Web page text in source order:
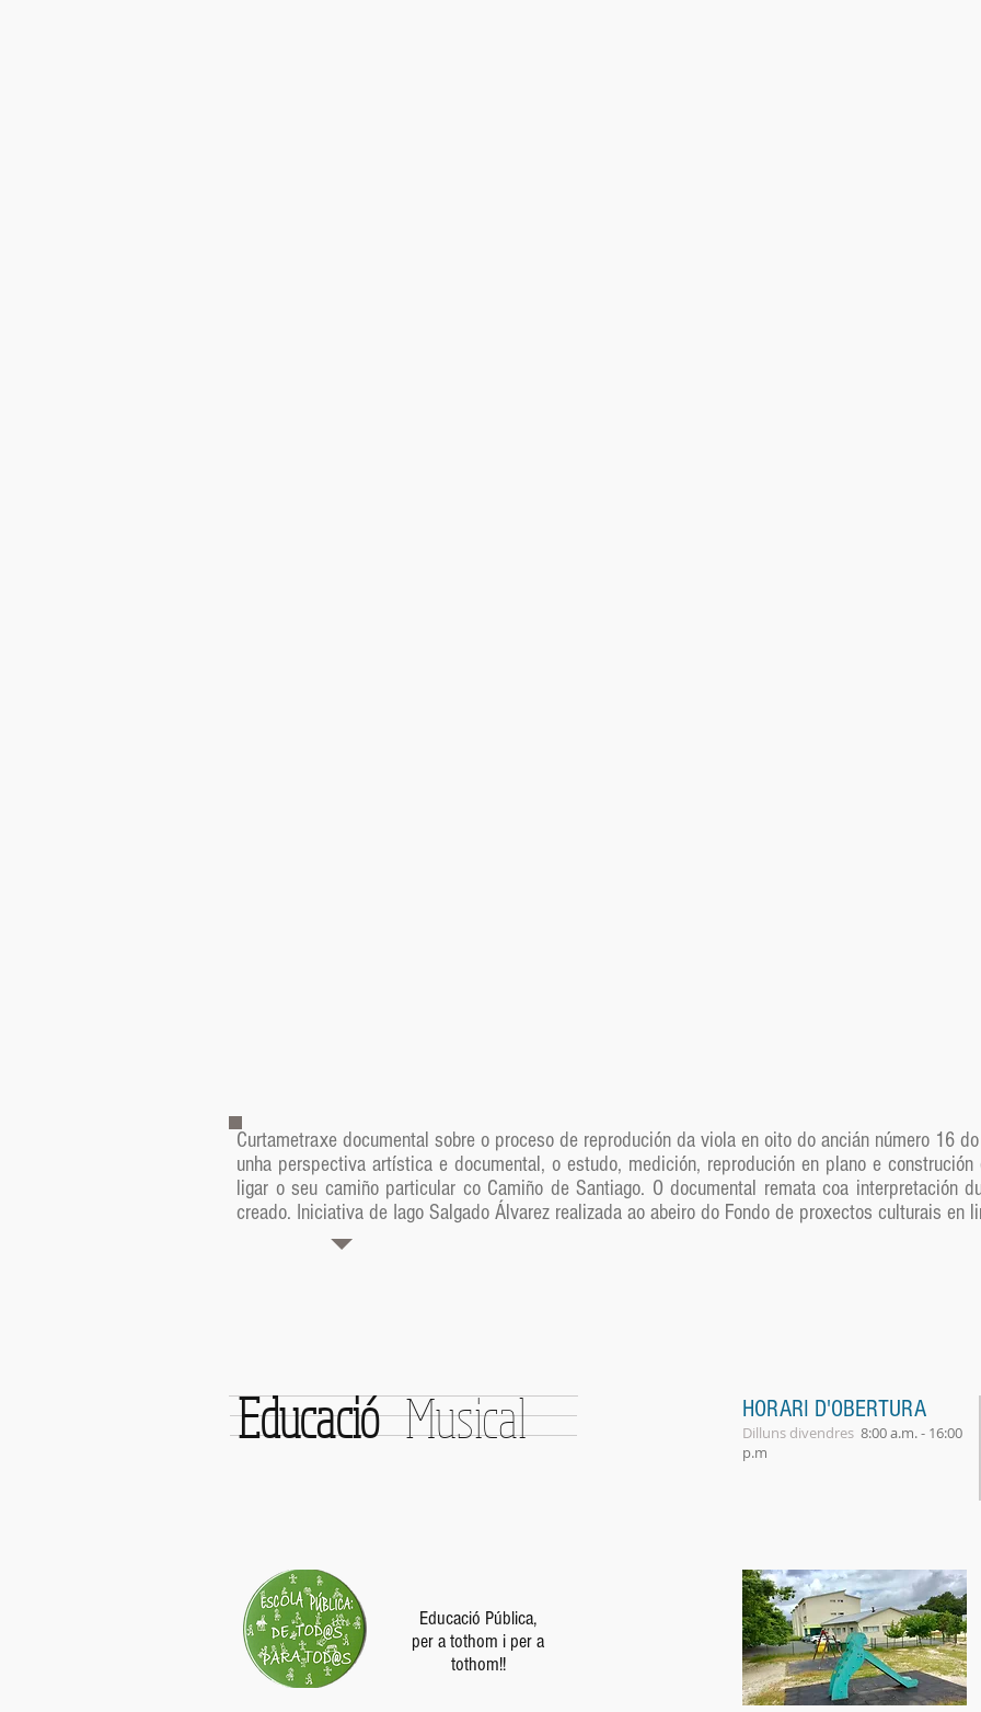
Curtametraxe documental sobre o proceso de reprodución da viola en oito do ancián número 16
unha perspectiva artística e documental, o estudo, medición, reprodución en plano e
ligar o seu camiño particular co Camiño de Santiago. O documental remata coa interpretación
creado. Iniciativa de Iago Salgado Álvarez realizada ao abeiro do Fondo de proxectos culturais en
EducacióMusical HORARI D'OBERTURA
Dilluns divendres 8:00 a.m. - 16:00
p.m​
Educació Pública,
per a tothom i per a
tothom!!